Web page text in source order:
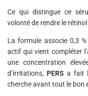
Ce qui distingue ce
volonté de rendre le
La formule associe 0,3
actif qui vient compléter
une concentration
d’irritations, PERS a fait
cherche avant tout le bon